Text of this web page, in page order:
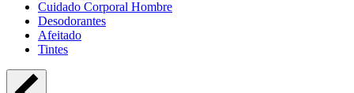
Cuidado Corporal Hombre
Desodorantes
Afeitado
Tintes